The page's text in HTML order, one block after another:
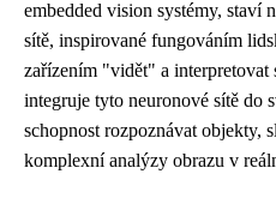
embedded vision systémy, staví
sítě, inspirované fungováním
zařízením "vidět" a interpretovat
integruje tyto neuronové sítě do
schopnost rozpoznávat objekty,
komplexní analýzy obrazu v